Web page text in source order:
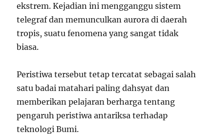
ekstrem. Kejadian ini mengganggu sistem
telegraf dan memunculkan aurora di daerah
tropis, suatu fenomena yang sangat tidak
biasa.
Peristiwa tersebut tetap tercatat sebagai salah
satu badai matahari paling dahsyat dan
memberikan pelajaran berharga tentang
pengaruh peristiwa antariksa terhadap
teknologi Bumi.